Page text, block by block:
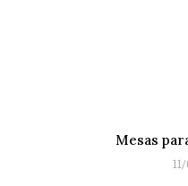
Mesas